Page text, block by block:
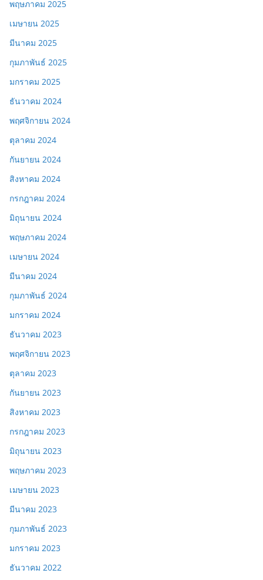
พฤษภาคม 2025
เมษายน 2025
มีนาคม 2025
กุมภาพันธ์ 2025
มกราคม 2025
ธันวาคม 2024
พฤศจิกายน 2024
ตุลาคม 2024
กันยายน 2024
สิงหาคม 2024
กรกฎาคม 2024
มิถุนายน 2024
พฤษภาคม 2024
เมษายน 2024
มีนาคม 2024
กุมภาพันธ์ 2024
มกราคม 2024
ธันวาคม 2023
พฤศจิกายน 2023
ตุลาคม 2023
กันยายน 2023
สิงหาคม 2023
กรกฎาคม 2023
มิถุนายน 2023
พฤษภาคม 2023
เมษายน 2023
มีนาคม 2023
กุมภาพันธ์ 2023
มกราคม 2023
ธันวาคม 2022